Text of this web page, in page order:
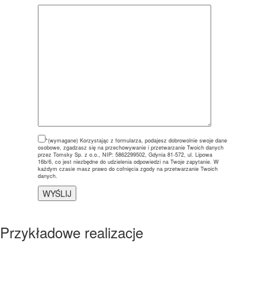
*(wymagane) Korzystając z formularza, podajesz dobrowolnie swoje dane
osobowe, zgadzasz się na przechowywanie i przetwarzanie Twoich danych
przez Tomsky Sp. z o.o., NIP: 5862299502, Gdynia 81-572, ul. Lipowa
16b/6, co jest niezbędne do udzielenia odpowiedzi na Twoje zapytanie. W
każdym czasie masz prawo do cofnięcia zgody na przetwarzanie Twoich
danych.
Przykładowe realizacje